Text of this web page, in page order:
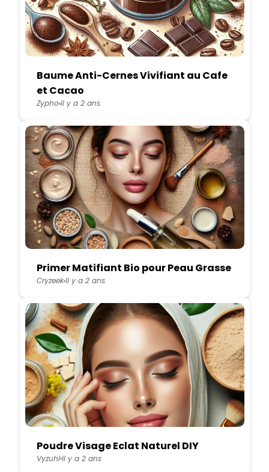
Baume Anti-Cernes Vivifiant au Cafe
et Cacao
ZyphoIl y a 2 ans
Primer Matifiant Bio pour Peau Grasse
CryzeekIl y a 2 ans
Poudre Visage Eclat Naturel DIY
VyzuhlIl y a 2 ans